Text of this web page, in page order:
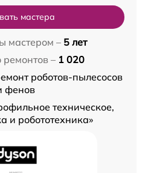
мастера
мастером – 5 лет
– 1 020
роботов-пылесосов
фенов
техническое,
и робототехника»